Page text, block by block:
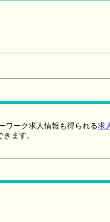
ワーク求人情報も得られる求
ます。